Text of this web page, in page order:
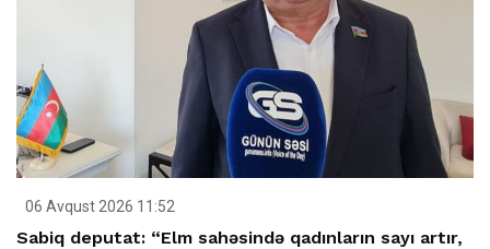
06 Avqust 2026 11:52
Sabiq deputat: “Elm sahəsində qadınların sayı artır,